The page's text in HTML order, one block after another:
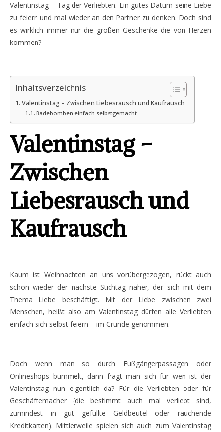
Valentinstag – Tag der Verliebten. Ein gutes Datum seine Liebe
zu feiern und mal wieder an den Partner zu denken. Doch sind
es wirklich immer nur die großen Geschenke die von Herzen
kommen?
Inhaltsverzeichnis
Valentinstag – Zwischen Liebesrausch und Kaufrausch
Badebomben einfach selbstgemacht
Valentinstag –
Zwischen
Liebesrausch und
Kaufrausch
Kaum ist Weihnachten an uns vorübergezogen, rückt auch
schon wieder der nächste Stichtag näher, der sich mit dem
Thema Liebe beschäftigt. Mit der Liebe zwischen zwei
Menschen, heißt also am Valentinstag dürfen alle Verliebten
einfach sich selbst feiern – im Grunde genommen.
Doch wenn man so durch Fußgängerpassagen oder
Onlineshops bummelt, dann fragt man sich für wen ist der
Valentinstag nun eigentlich da? Für die Verliebten oder für
Geschäftemacher (die bestimmt auch mal verliebt sind,
zumindest in gut gefüllte Geldbeutel oder rauchende
Kreditkarten). Mittlerweile spielen sich auch zum Valentinstag